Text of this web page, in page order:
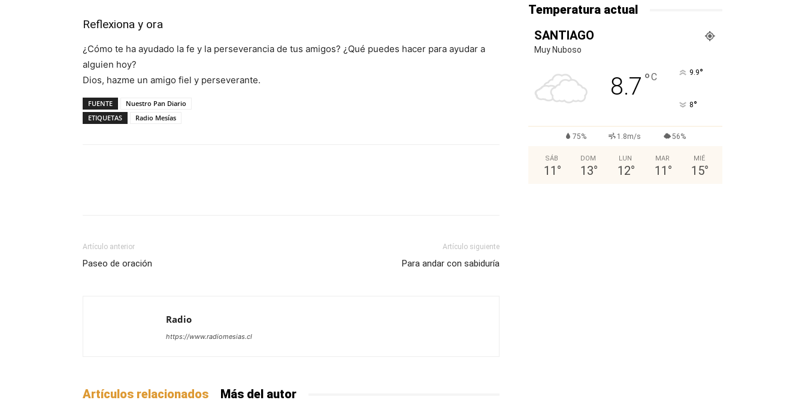
Reflexiona y ora
¿Cómo te ha ayudado la fe y la perseverancia de tus amigos? ¿Qué puedes hacer para ayudar a
alguien hoy?
Dios, hazme un amigo fiel y perseverante.
FUENTE
Nuestro Pan Diario
ETIQUETAS
Radio Mesías
Artículo anterior
Paseo de oración
Artículo siguiente
Para andar con sabiduría
Radio
https://www.radiomesias.cl
Artículos relacionados Más del autor
Temperatura actual
SANTIAGO
Muy Nuboso
8.7 °C 9.9°
8°
75% 1.8m/s 56%
SÁB
11 °
DOM
13°
LUN
12°
MAR
11 °
MIÉ
15°